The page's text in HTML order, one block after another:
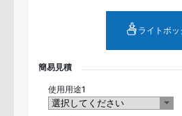
ライトボ
簡易見積
使用用途1